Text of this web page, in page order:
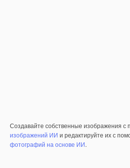
Создавайте собственные изображения
изображений ИИ и редактируйте их с
фотографий на основе ИИ.